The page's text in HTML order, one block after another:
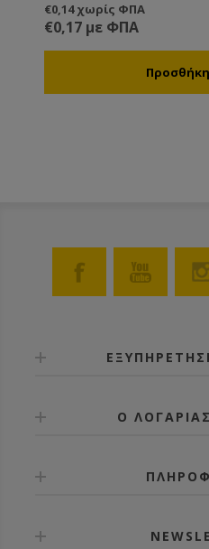
€0,14 χωρίς ΦΠΑ
€0,17 με ΦΠΑ
Ο